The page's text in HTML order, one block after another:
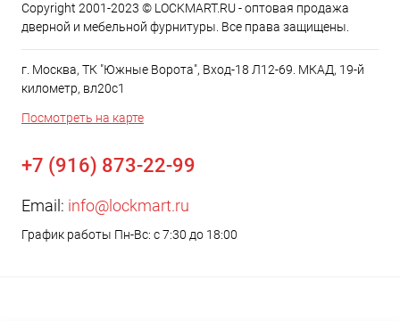
Copyright 2001-2023 © LOCKMART.RU - оптовая продажа
дверной и мебельной фурнитуры. Все права защищены.
г. Москва, ТК "Южные Ворота", Вход-18 Л12-69. МКАД, 19-й
километр, вл20с1
Посмотреть на карте
+7 (916) 873-22-99
Email: info@lockmart.ru
График работы Пн-Вс: с 7:30 до 18:00